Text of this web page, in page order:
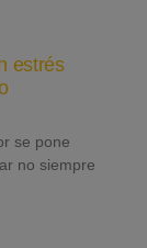
estrés
se pone
no siempre